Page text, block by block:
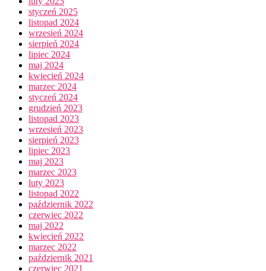
styczeń 2025
listopad 2024
wrzesień 2024
sierpień 2024
lipiec 2024
maj 2024
kwiecień 2024
marzec 2024
styczeń 2024
grudzień 2023
listopad 2023
wrzesień 2023
sierpień 2023
lipiec 2023
maj 2023
marzec 2023
luty 2023
listopad 2022
październik 2022
czerwiec 2022
maj 2022
kwiecień 2022
marzec 2022
październik 2021
czerwiec 2021